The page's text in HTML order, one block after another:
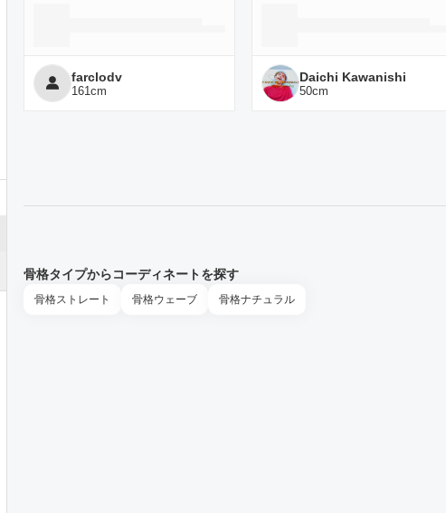
farclodv
161 cm
Daichi Kawanishi
50cm
骨格タイプからコーディネートを探す
骨格ストレート 骨格ウェーブ 骨格ナチュラル